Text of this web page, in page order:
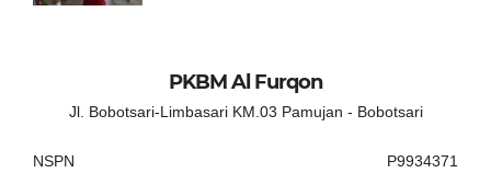
PKBM Al Furqon
Jl. Bobotsari-Limbasari KM.03 Pamujan - Bobotsari
NSPN P9934371